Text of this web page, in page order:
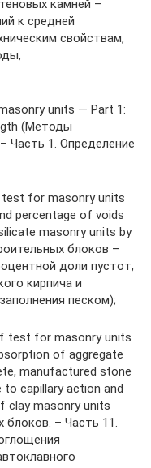
камней –
к средней
свойствам,
units — Part 1:
(Методы
Часть 1. Определение
test for masonry units
percentage of voids
masonry units by
блоков –
доли пустот,
кирпича и
песком);
test for masonry units
of aggregate
manufactured stone
capillary action and
clay masonry units
– Часть 11.